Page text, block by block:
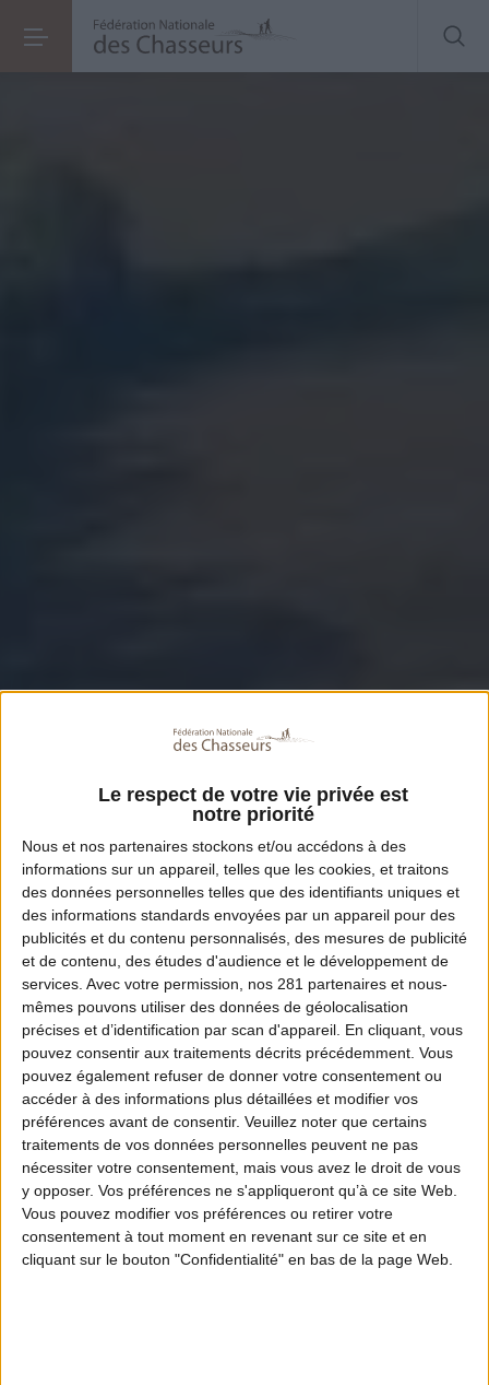
Le respect de votre vie privée est
notre priorité
Nous et nos partenaires stockons et/ou accédons à des
informations sur un appareil, telles que les cookies, et traitons
des données personnelles telles que des identifiants uniques et
des informations standards envoyées par un appareil pour des
publicités et du contenu personnalisés, des mesures de publicité
et de contenu, des études d'audience et le développement de
services. Avec votre permission, nos 281 partenaires et nous-
mêmes pouvons utiliser des données de géolocalisation
précises et d’identification par scan d'appareil. En cliquant, vous
pouvez consentir aux traitements décrits précédemment. Vous
pouvez également refuser de donner votre consentement ou
accéder à des informations plus détaillées et modifier vos
préférences avant de consentir. Veuillez noter que certains
traitements de vos données personnelles peuvent ne pas
nécessiter votre consentement, mais vous avez le droit de vous
y opposer. Vos préférences ne s'appliqueront qu’à ce site Web.
Vous pouvez modifier vos préférences ou retirer votre
consentement à tout moment en revenant sur ce site et en
cliquant sur le bouton "Confidentialité" en bas de la page Web.